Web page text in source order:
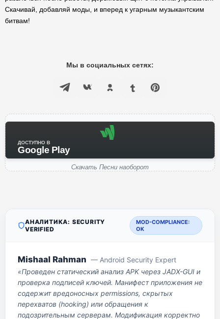
Скачивай, добавляй моды, и вперед к угарным музыкантским
битвам!
Мы в социальных сетях:
ДОСТУПНО В
Google Play
Скачать Песни наоборот
АНАЛИТИКА: SECURITY
VERIFIED
MOD-COMPLIANCE:
OK
Mishaal Rahman — Android Security Expert
«Проведен статический анализ APK через JADX-GUI и
проверка подписей ключей. Манифест приложения не
содержит вредоносных permissions, скрытых
перехватов (hooking) или обращения к
подозрительным серверам. Модификация корректно